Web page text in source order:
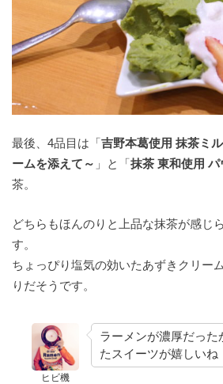
最後、4品目は「吉野本葛使用 抹茶ミ
ームを添えて～ 」と「抹茶 東和使用
茶。
どちらもほんのりと上品な抹茶が感じ
す。
ちょっぴり塩気の効いたあずきクリー
りだそうです。
ヒビ機
ラーメンが濃厚だった
たスイーツが嬉しいね